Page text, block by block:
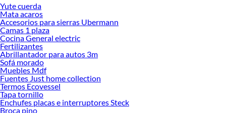
Desde remodelaciones hasta proyectos de decoración, estamos aquí para hacer
tus ideas realidad. ¡Visítanos y encuentra todo lo que tenemos para ofrecerte en
Lavado!
Explora la variedad de productos de Lavado en Sodimac
Herramientas, materiales y accesorios de calidad para tus proyectos y
renovación de espacios. ¡Visítanos y descubre todo lo que tenemos para
ofrecerte!
Encuentra una amplia variedad de productos de Lavado en Sodimac. Encuentra
todo lo necesario para tus proyectos de renovación y decoración. ¡Visítanos y
haz tus ideas realidad!
Yute cuerda
Mata acaros
Accesorios para sierras Ubermann
Camas 1 plaza
Cocina General electric
Fertilizantes
Abrillantador para autos 3m
Sofá morado
Muebles Mdf
Fuentes Just home collection
Termos Ecovessel
Tapa tornillo
Enchufes placas e interruptores Steck
Broca pino